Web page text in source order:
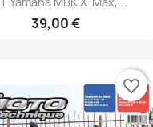
39,00 €
favorite_border